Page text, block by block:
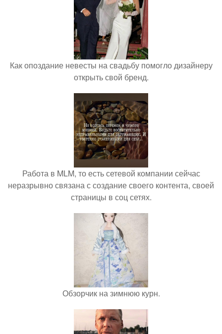
Как опоздание невесты на свадьбу помогло дизайнеру
открыть свой бренд.
Работа в MLM, то есть сетевой компании сейчас
неразрывно связана с создание своего контента, своей
страницы в соц сетях.
Обзорчик на зимнюю курн.